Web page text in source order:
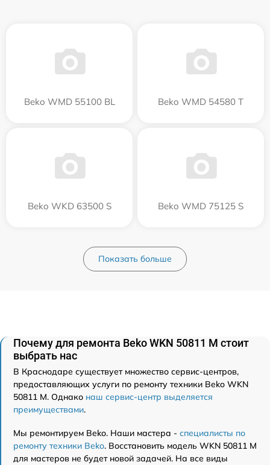
Beko WMD 55100 BL Beko WMD 54580 T
Beko WKD 63500 S Beko WMD 75125 S
Показать больше
Почему для ремонта Beko WKN 50811 M стоит
выбрать нас
В Краснодаре существует множество сервис-центров,
предоставляющих услуги по ремонту техники Beko WKN
50811 M. Однако наш сервис-центр выделяется
преимуществами.
Мы ремонтируем Beko. Наши мастера - специалисты по
ремонту техники Beko. Восстановить модель WKN 50811 M
для мастеров не будет новой задачей. На все виды